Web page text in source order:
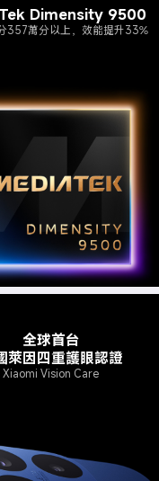
Dimensity 9500
357萬分以上，效能提升33%
全球首台
萊因四重護眼認證
Xiaomi Vision Care